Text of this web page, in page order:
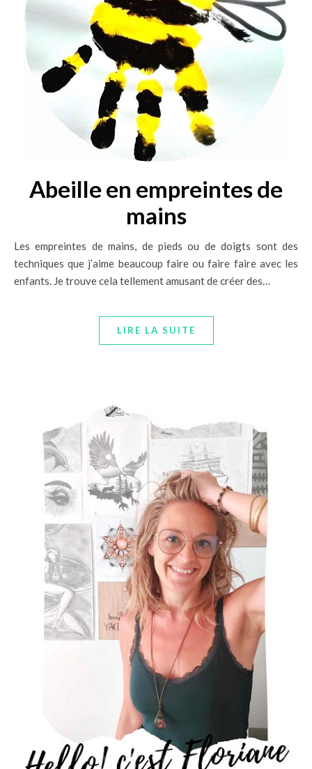
Abeille en empreintes de
mains
Les empreintes de mains, de pieds ou de doigts sont des
techniques que j’aime beaucoup faire ou faire faire avec les
enfants. Je trouve cela tellement amusant de créer des…
LIRE LA SUITE